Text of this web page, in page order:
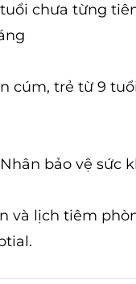
chưa từng
cúm, trẻ từ 9
bảo vệ
và lịch tiêm